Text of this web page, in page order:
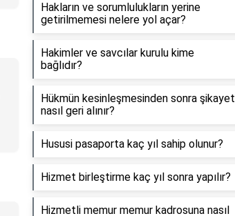
Hakların ve sorumlulukların yerine
getirilmemesi nelere yol açar?
Hakimler ve savcılar kurulu kime
bağlıdır?
Hükmün kesinleşmesinden sonra şikayet
nasıl geri alınır?
Hususi pasaporta kaç yıl sahip olunur?
Hizmet birleştirme kaç yıl sonra yapılır?
Hizmetli memur memur kadrosuna nasıl